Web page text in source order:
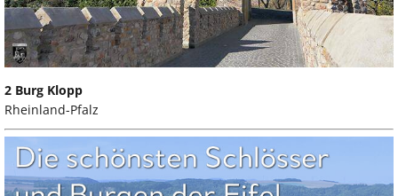
2 Burg Klopp
Rheinland-Pfalz